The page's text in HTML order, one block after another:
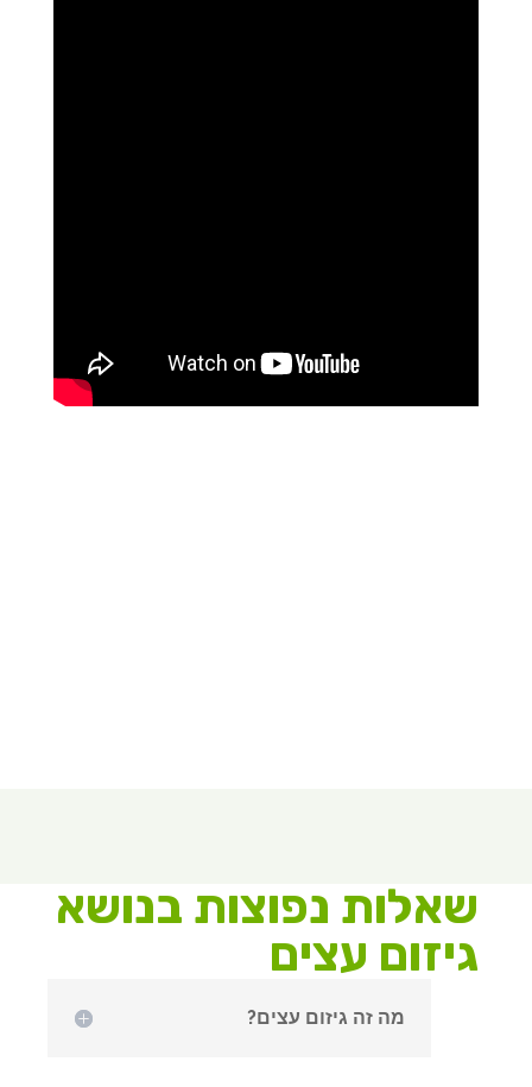
שאלות נפוצות בנושא
גיזום עצים
מה זה גיזום עצים?